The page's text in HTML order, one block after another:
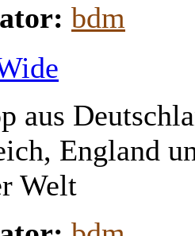
bdm
aus
England
Welt